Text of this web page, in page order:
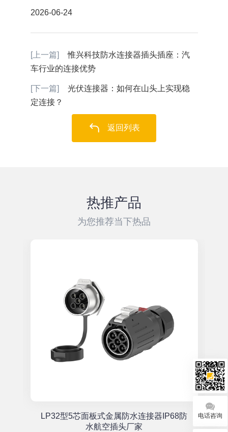
2026-06-24
[上一篇]
惟兴科技防水连接器插头插座：汽
车行业的连接优势
[下一篇]
光伏连接器：如何在山头上实现稳
定连接？
返回列表
热推产品
为您推荐当下热品
LP32型5芯面板式金属防水连接器IP68防
水航空插头厂家
电话咨询